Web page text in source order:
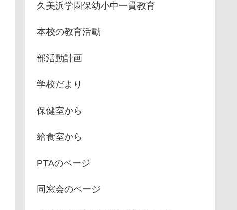
久美浜学園保幼小中一貫教育
本校の教育活動
部活動計画
学校だより
保健室から
給食室から
PTAのページ
同窓会のページ